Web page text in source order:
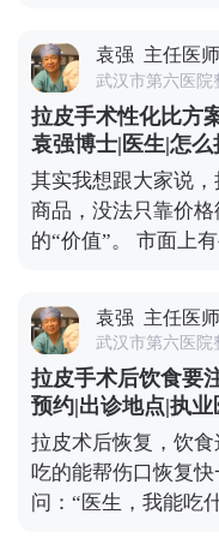
术的问题，可以去官
小红薯）预约面诊，
果就挺对症的。在
正规、设备有没有资
经验够，基本都能操作。 但如果是中重度下
法令纹深到卡粉、
坠，可能就得考虑拉
不少，但一定要选
这类医生对脸部组织
保障。 另外，现在有MCR复合提升术这种正规改良
又怕留痕的朋友。不
多问两句，看看和自
复周期问清楚，再
合提升术的问题，可
家号、小红薯）预约
袁强 主任医师
武汉市第六医院
拉皮手术性化比方
袁强博士|医生|怎
其实我想跟大家说
商品，没法只靠价
的“价值”。 市面上
便宜，但效果维持
还容易出现皮肉分离
题，后期修复反而
术，是个精细活。需
同层次做精准剥离、
对医生的技术和经
但这种手术的效果更
8-10年，从长期来
袁强 主任医师
武汉市第六医院
拉皮手术后饮食要
预约|出诊地点|执
拉皮术后恢复，饮
吃的能帮伤口恢复
问：“医生，我能吃